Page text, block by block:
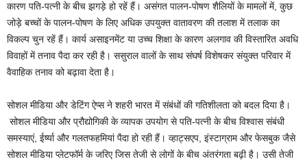
कारण पति-पत्नी के बीच झगड़े हो रहें हैं। असंगत पालन-पोषण शैलियों के मामलों में, कुछ
जोड़े बच्चों के पालन-पोषण के लिए अधिक उपयुक्त वातावरण की तलाश में तलाक का
विकल्प चुन रहें हैं। कार्य असाइनमेंट या उच्च शिक्षा के कारण अलगाव की विस्तारित अवधि
विवाहों में तनाव पैदा कर रही है। ससुराल वालों के साथ संघर्ष विशेषकर संयुक्त परिवार में
वैवाहिक तनाव को बढ़ावा देता है।
सोशल मीडिया और डेटिंग ऐप्स ने शहरी भारत में संबंधों की गतिशीलता को बदल दिया है।
सोशल मीडिया और प्रौद्योगिकी के व्यापक उपयोग से पति-पत्नी के बीच विश्वास संबंधी
समस्याएं, ईर्ष्या और गलतफहमियां पैदा हो रही हैं। व्हाट्सएप, इंस्टाग्राम और फेसबुक जैसे
सोशल मीडिया प्लेटफॉर्म के जरिए जिस तेजी से लोगों के बीच अंतरंगता बढ़ी है। उसी तेजी